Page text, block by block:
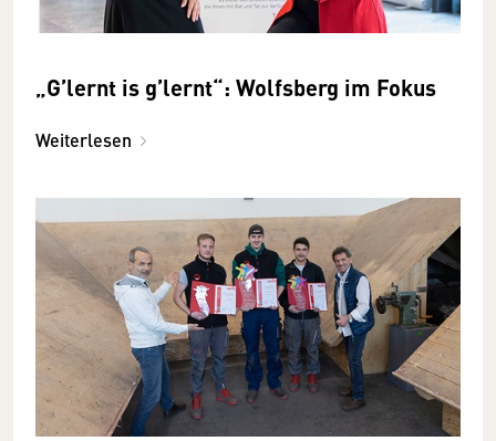
„G’lernt is g’lernt“: Wolfsberg im Fokus
Weiterlesen